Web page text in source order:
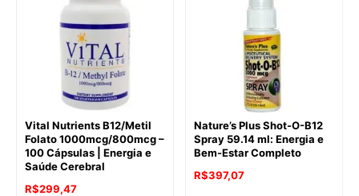
Vital Nutrients B12/Metil
Folato 1000mcg/800mcg –
100 Cápsulas | Energia e
Saúde Cerebral
R$299,47
Nature’s Plus Shot-O-B12
Spray 59.14 ml: Energia e
Bem-Estar Completo
R$397,07